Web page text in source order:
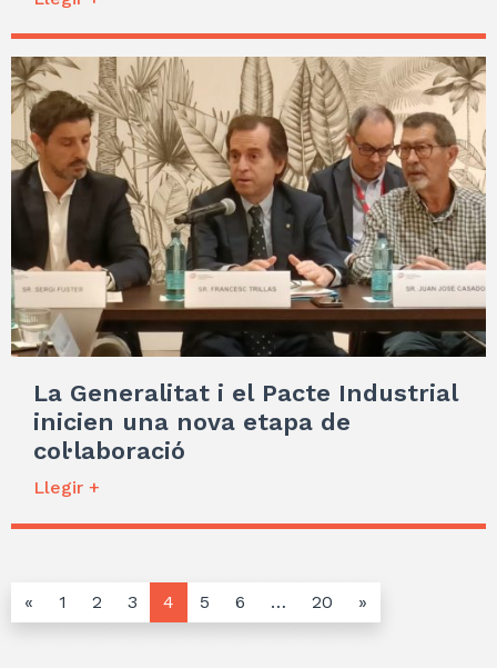
La Generalitat i el Pacte Industrial
inicien una nova etapa de
col·laboració
Llegir +
« 1 2 3 4 5 6 … 20 »